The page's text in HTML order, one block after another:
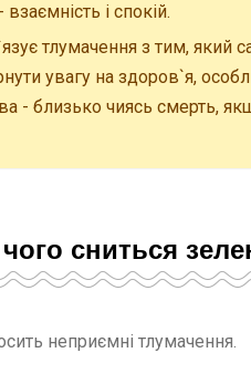
і спокій.
тлумачення з тим, який
увагу на здоров`я,
- близько чиясь смерть,
сниться
неприємні тлумачення.